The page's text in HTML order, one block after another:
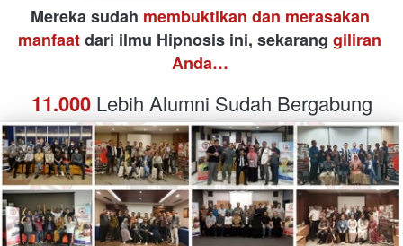
Mereka sudah membuktikan dan merasakan
manfaat dari ilmu Hipnosis ini, sekarang giliran
Anda…
11.000 Lebih Alumni Sudah Bergabung